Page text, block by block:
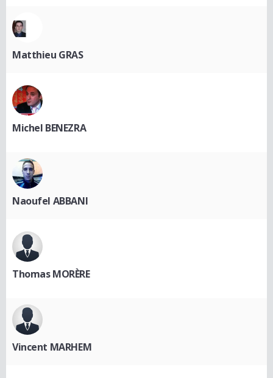
Matthieu GRAS
Michel BENEZRA
Naoufel ABBANI
Thomas MORÈRE
Vincent MARHEM